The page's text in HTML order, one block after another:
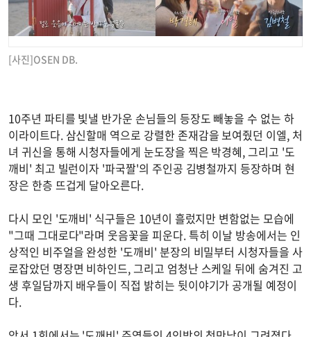
[사진]OSEN DB.
10주년 파티를 빛낼 반가운 손님들의 등장도 빼놓을 수 없는 하
이라이트다. 삼신할매 역으로 강렬한 존재감을 보여줬던 이엘, 처
녀 귀신을 통해 시청자들에게 눈도장을 찍은 박경혜, 그리고 '도
깨비' 최고 빌런이자 '파국짤'의 주인공 김병철까지 등장하며 현
장은 한층 뜨겁게 달아오른다.
다시 모인 '도깨비' 식구들은 10년이 흘렀지만 변함없는 모습에
"그때 그대로다"라며 웃음꽃을 피운다. 특히 이날 방송에서는 인
상적인 비주얼을 완성한 '도깨비' 분장의 비밀부터 시청자들을 사
로잡았던 명장면 비하인드, 그리고 엄청난 스케일 뒤에 숨겨진 고
생 후일담까지 배우들이 직접 밝히는 뒷이야기가 공개될 예정이
다.